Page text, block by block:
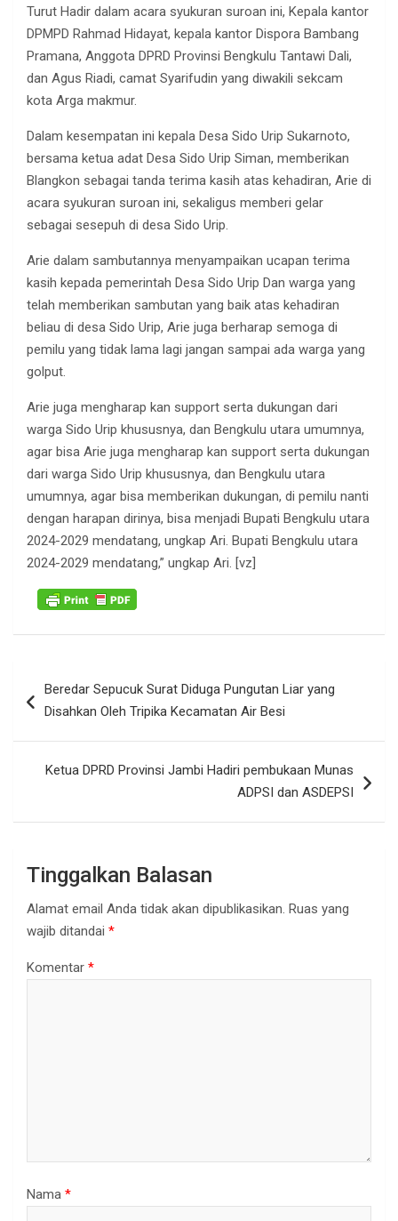
Turut Hadir dalam acara syukuran suroan ini, Kepala kantor
DPMPD Rahmad Hidayat, kepala kantor Dispora Bambang
Pramana, Anggota DPRD Provinsi Bengkulu Tantawi Dali,
dan Agus Riadi, camat Syarifudin yang diwakili sekcam
kota Arga makmur.
Dalam kesempatan ini kepala Desa Sido Urip Sukarnoto,
bersama ketua adat Desa Sido Urip Siman, memberikan
Blangkon sebagai tanda terima kasih atas kehadiran, Arie di
acara syukuran suroan ini, sekaligus memberi gelar
sebagai sesepuh di desa Sido Urip.
Arie dalam sambutannya menyampaikan ucapan terima
kasih kepada pemerintah Desa Sido Urip Dan warga yang
telah memberikan sambutan yang baik atas kehadiran
beliau di desa Sido Urip, Arie juga berharap semoga di
pemilu yang tidak lama lagi jangan sampai ada warga yang
golput.
Arie juga mengharap kan support serta dukungan dari
warga Sido Urip khususnya, dan Bengkulu utara umumnya,
agar bisa Arie juga mengharap kan support serta dukungan
dari warga Sido Urip khususnya, dan Bengkulu utara
umumnya, agar bisa memberikan dukungan, di pemilu nanti
dengan harapan dirinya, bisa menjadi Bupati Bengkulu utara
2024-2029 mendatang, ungkap Ari. Bupati Bengkulu utara
2024-2029 mendatang,” ungkap Ari. [vz]
posBeredar Sepucuk Surat Diduga Pungutan Liar yang
Disahkan Oleh Tripika Kecamatan Air Besi
Ketua DPRD Provinsi Jambi Hadiri pembukaan Munas
ADPSI dan ASDEPSI
Tinggalkan Balasan
Alamat email Anda tidak akan dipublikasikan. Ruas yang
wajib ditandai *
Komentar *
Nama *